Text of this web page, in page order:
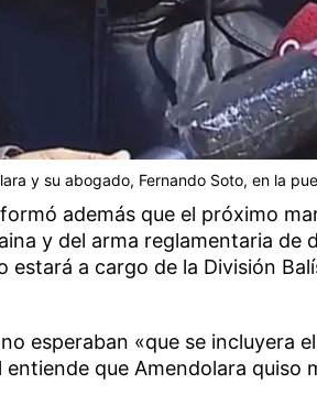
y su abogado, Fernando Soto, en la
además que el próximo
y del arma reglamentaria de
estará a cargo de la División
esperaban «que se incluyera
entiende que Amendolara quiso